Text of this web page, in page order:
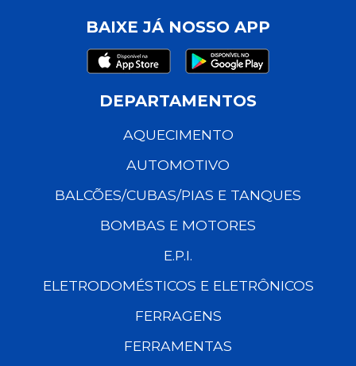
BAIXE JÁ NOSSO APP
DEPARTAMENTOS
AQUECIMENTO
AUTOMOTIVO
BALCÕES/CUBAS/PIAS E TANQUES
BOMBAS E MOTORES
E.P.I.
ELETRODOMÉSTICOS E ELETRÔNICOS
FERRAGENS
FERRAMENTAS